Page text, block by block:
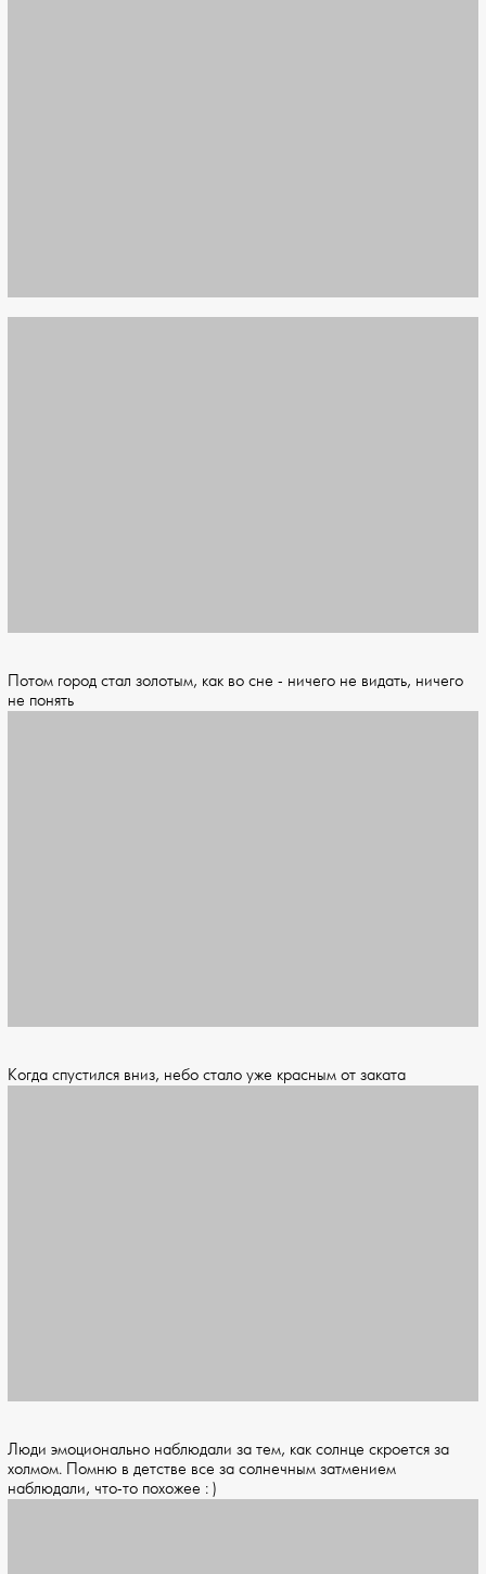
Потом город стал золотым, как во сне - ничего не видать, ничего
не понять
Когда спустился вниз, небо стало уже красным от заката
Люди эмоционально наблюдали за тем, как солнце скроется за
холмом. Помню в детстве все за солнечным затмением
наблюдали, что-то похожее : )